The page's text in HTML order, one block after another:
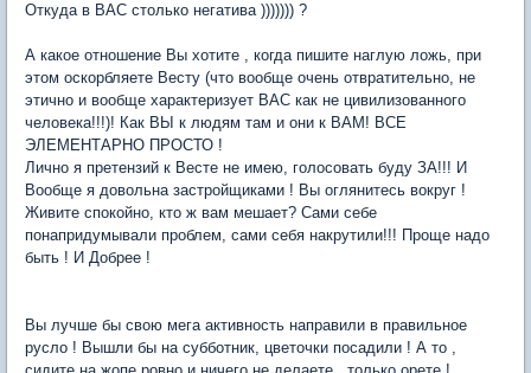
Откуда в ВАС столько негатива ))))))) ?
А какое отношение Вы хотите , когда пишите наглую ложь, при
этом оскорбляете Весту (что вообще очень отвратительно, не
этично и вообще характеризует ВАС как не цивилизованного
человека!!!)! Как ВЫ к людям там и они к ВАМ! ВСЕ
ЭЛЕМЕНТАРНО ПРОСТО !
Лично я претензий к Весте не имею, голосовать буду ЗА!!! И
Вообще я довольна застройщиками ! Вы оглянитесь вокруг !
Живите спокойно, кто ж вам мешает? Сами себе
понапридумывали проблем, сами себя накрутили!!! Проще надо
быть ! И Добрее !
Вы лучше бы свою мега активность направили в правильное
русло ! Вышли бы на субботник, цветочки посадили ! А то ,